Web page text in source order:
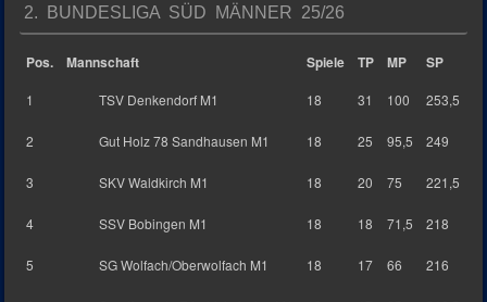
2. BUNDESLIGA SÜD MÄNNER 25/26
Pos. Mannschaft Spiele TP MP SP
1 TSV Denkendorf M1 18 31 100 253,5
2 Gut Holz 78 Sandhausen M1 18 25 95,5 249
3 SKV Waldkirch M1 18 20 75 221,5
4 SSV Bobingen M1 18 18 71,5 218
5 SG Wolfach/Oberwolfach M1 18 17 66 216